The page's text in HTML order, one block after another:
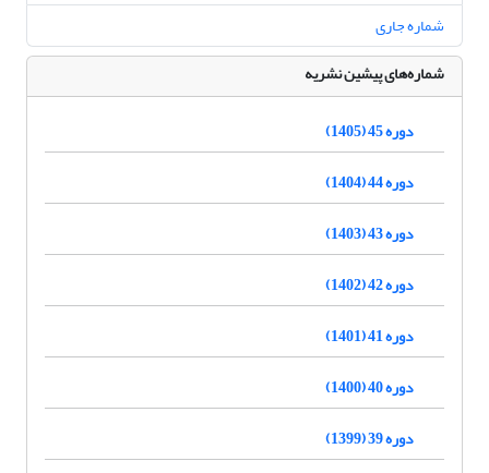
شماره جاری
شماره‌های پیشین نشریه
دوره 45 (1405)
دوره 44 (1404)
دوره 43 (1403)
دوره 42 (1402)
دوره 41 (1401)
دوره 40 (1400)
دوره 39 (1399)